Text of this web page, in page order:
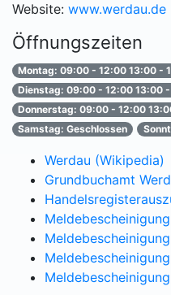
Website: www.werdau.de
Öffnungszeiten
Montag: 09:00 - 12:00 13:00 -
Dienstag: 09:00 - 12:00 13:00
Donnerstag: 09:00 - 12:00
Samstag: Geschlossen
Werdau (Wikipedia)
Grundbuchamt